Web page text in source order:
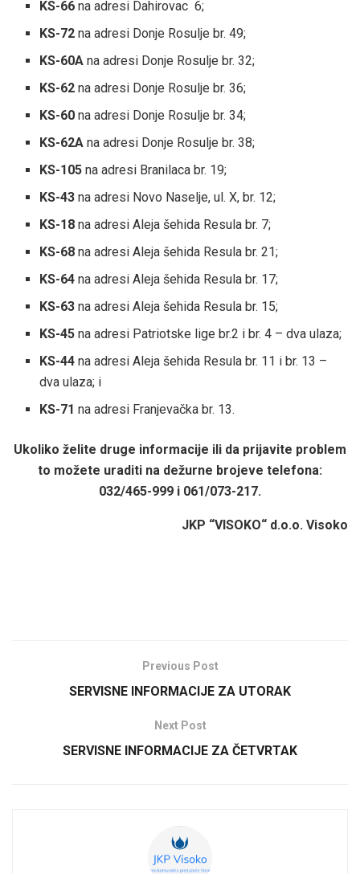
KS-66na adresi Dahirovac 6;
KS-72na adresi Donje Rosulje br. 49;
KS-60A na adresi Donje Rosulje br. 32;
KS-62na adresi Donje Rosulje br. 36;
KS-60 na adresi Donje Rosulje br. 34;
KS-62Ana adresi Donje Rosulje br. 38;
KS-105na adresi Branilaca br. 19;
KS-43na adresi Novo Naselje, ul. X, br. 12;
KS-18 na adresi Aleja šehida Resula br. 7;
KS-68 na adresi Aleja šehida Resula br. 21;
KS-64 na adresi Aleja šehida Resula br. 17;
KS-63na adresi Aleja šehida Resula br. 15;
KS-45na adresi Patriotske lige br.2 i br. 4 – dva ulaza;
KS-44na adresi Aleja šehida Resula br. 11 i br. 13 –
dva ulaza; i
KS-71na adresi Franjevačka br. 13.
Ukoliko želite druge informacije ili da prijavite problem
to možete uraditi na dežurne brojeve telefona:
032/465-999 i 061/073-217.
JKP “VISOKO“ d.o.o. Visoko
Previous Post
SERVISNE INFORMACIJE ZA UTORAK
Next Post
SERVISNE INFORMACIJE ZA ČETVRTAK